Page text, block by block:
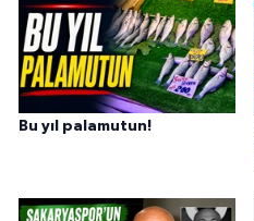
Bu yıl palamutun!